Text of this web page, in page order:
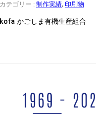
カテゴリー : 制作実績, 印刷物
かごしま有機生産組合